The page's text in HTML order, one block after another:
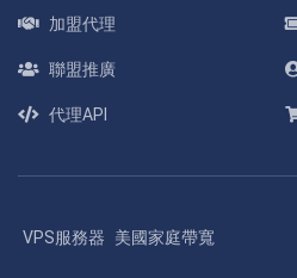
加盟代理
聯盟推廣
代理API
VPS服務器 美國家庭帶寬